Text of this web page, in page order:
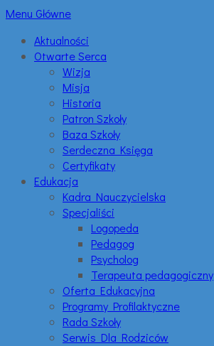
Menu Główne
Aktualności
Otwarte Serca
Wizja
Misja
Historia
Patron Szkoły
Baza Szkoły
Serdeczna Księga
Certyfikaty
Edukacja
Kadra Nauczycielska
Specjaliści
Logopeda
Pedagog
Psycholog
Terapeuta pedagogiczny
Oferta Edukacyjna
Programy Profilaktyczne
Rada Szkoły
Serwis Dla Rodziców